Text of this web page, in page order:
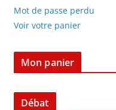
Mot de passe perdu
Voir votre panier
Mon panier
Débat